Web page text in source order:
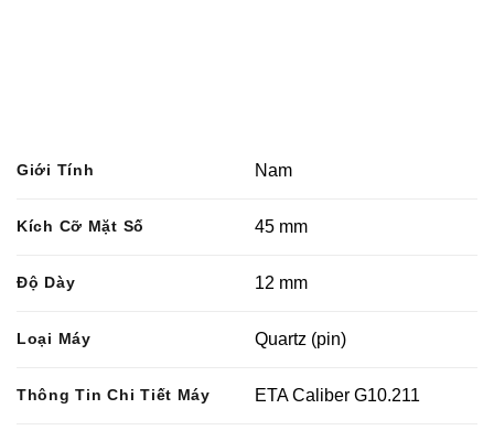
Giới Tính Nam
Kích Cỡ Mặt Số 45 mm
Độ Dày 12 mm
Loại Máy Quartz (pin)
Thông Tin Chi Tiết Máy ETA Caliber G10.211